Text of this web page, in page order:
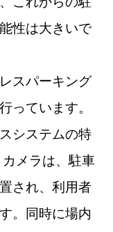
性は大きいで
スパーキング
っています。
システムの特
メラは、駐車
され、利用者
。同時に場内